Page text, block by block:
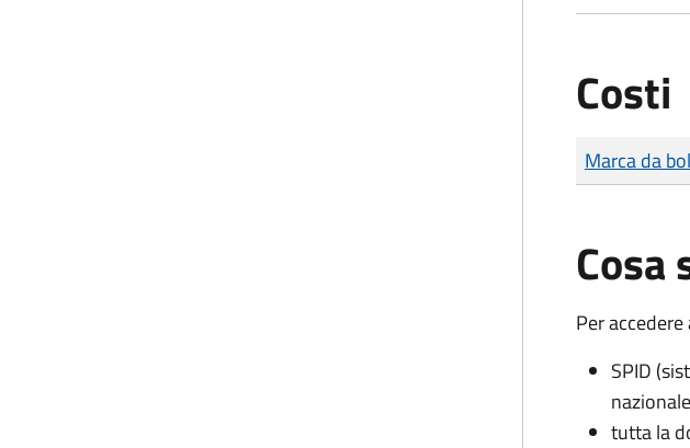
Costi
Tipo di
Importo
Marca da
Cosa
Per
SPID
tutta la